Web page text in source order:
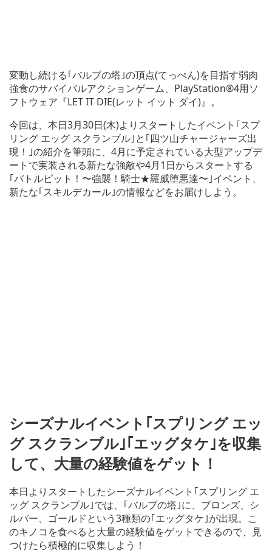
変動し続ける｢バルブの塔｣の頂点(てっぺん)を目指す弱肉
強食のサバイバルアクションゲーム、PlayStation®4用ソ
フトウェア『LET IT DIE(レット イット ダイ)』。
今回は、本日3月30日(木)よりスタートしたイベント｢スプ
リング エッグ スクランブル｣と｢四ツ山チャージャーズ出
現！｣の紹介を筆頭に、4月に予定されている大型アップデ
ートで実装される新たな強敵や4月1日からスタートする
｢バトルピット！〜強襲！騎士★羅威堕悪達〜｣イベント、
新たな｢スキルデカール｣の情報などをお届けしよう。
シーズナルイベント｢スプリング エッ
グ スクランブル｣｢エッグタケ｣を収集
して、大量の経験値をゲット！
本日よりスタートしたシーズナルイベント｢スプリング エ
ッグ スクランブル｣では、｢バルブの塔｣に、ブロンズ、シ
ルバー、ゴールドという3種類の｢エッグタケ｣が出現。こ
のキノコを食べると大量の経験値をゲットできるので、見
つけたら積極的に収集しよう！